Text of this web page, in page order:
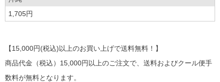
1,705円
【15,000円(税込)以上のお買い上げで送料無料！】
商品代金（税込）15,000円以上のご注文で、送料およびクール便手
数料が無料となります。